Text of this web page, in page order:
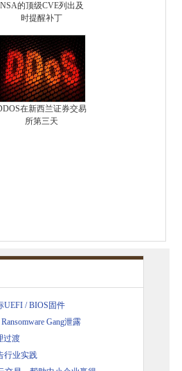
NSA的顶级CVE列出及
时提醒补丁
在新西兰证券交易
所第三天
UEFI / BIOS固件
Gang泄露
过渡
行业实践